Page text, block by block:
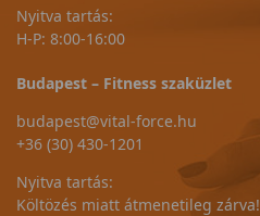
Nyitva tartás:
H-P: 8:00-16:00
Budapest – Fitness szaküzlet
budapest@vital-force.hu
+36 (30) 430-1201
Nyitva tartás:
Költözés miatt átmenetileg zárva!